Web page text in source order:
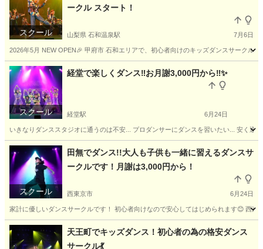
スクール
ークル スタート！
山梨県 石和温泉駅 7月6日
2026年5月 NEW OPEN🎉 甲府市 石和エリアで、初心者向けのキッズダンスサークル
山梨 甲府市 石和温泉駅 ヒップホップ
キッズダンスサークル
スクール
経堂で楽しくダンス‼️お月謝3,000円から‼️✨
経堂駅 6月24日
いきなりダンススタジオに通うのは不安... プロダンサーにダンスを習いたい... 安く
東京 世田谷区 経堂駅 ヒップホップ
スクール
田無でダンス!!大人も子供も一緒に習えるダンスサ
ークルです！月謝は3,000円から！
西東京市 6月24日
家計に優しいダンスサークルです！ 初心者向けなので安心してはじめられます😊 西
東京 西東京市 ダンス サークル
天王町でキッズダンス！初心者の為の格安ダンス
サークル💃